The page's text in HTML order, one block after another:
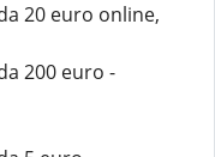
20 euro online,
200 euro -